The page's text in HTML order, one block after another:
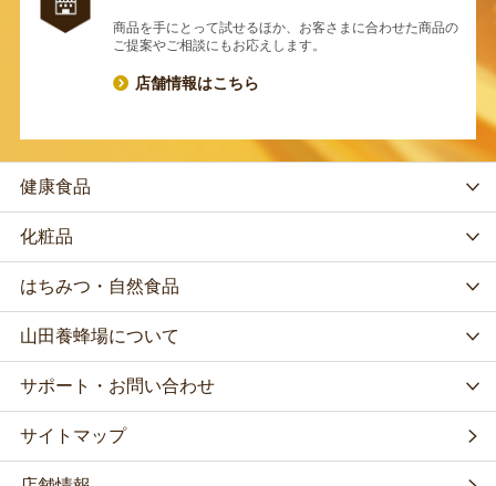
商品を手にとって試せるほか、お客さまに合わせた商品の
ご提案やご相談にもお応えします。
店舗情報はこちら
健康食品
化粧品
はちみつ・自然食品
山田養蜂場について
サポート・お問い合わせ
サイトマップ